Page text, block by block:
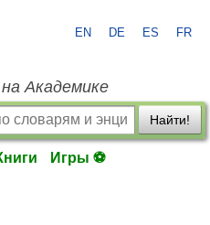
EN DE ES FR
Академике
Найти!
Игры ⚽